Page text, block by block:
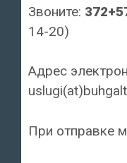
Звоните:
14-20)
Адрес
При отправке